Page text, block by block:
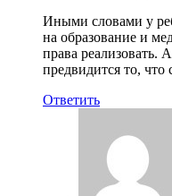
Иными словами у
на образование и
права реализовать.
предвидится то, что
Ответить